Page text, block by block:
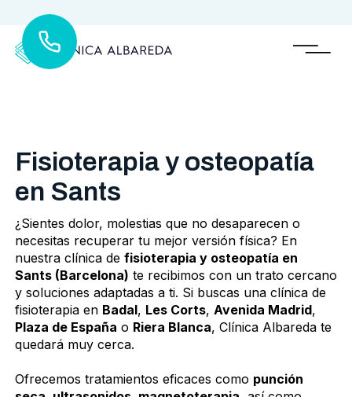
Fisioterapia y osteopatía
en Sants
¿Sientes dolor, molestias que no desaparecen o
necesitas recuperar tu mejor versión física? En
nuestra clínica de fisioterapia y osteopatía en
Sants (Barcelona) te recibimos con un trato cercano
y soluciones adaptadas a ti. Si buscas una clínica de
fisioterapia en Badal, Les Corts, Avenida Madrid,
Plaza de España o Riera Blanca, Clínica Albareda te
quedará muy cerca.
Ofrecemos tratamientos eficaces como punción